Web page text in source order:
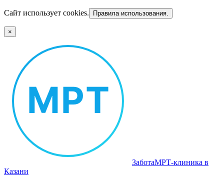
Сайт использует cookies. Правила использования.
×
ЗаботаМРТ‑клиника в
Казани